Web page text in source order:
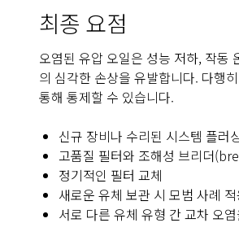
최종 요점
오염된 유압 오일은 성능 저하, 작동
의 심각한 손상을 유발합니다. 다행
통해 통제할 수 있습니다.
신규 장비나 수리된 시스템 플러
고품질 필터와 조해성 브리더
정기적인 필터 교체
새로운 유체 보관 시 모범 사례
서로 다른 유체 유형 간 교차 오